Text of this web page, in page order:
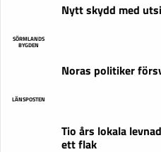
SÖRMLANDS
BYGDEN
Nytt skydd med
LÄNSPOSTEN
Noras politiker
Tio års lokala
ett flak